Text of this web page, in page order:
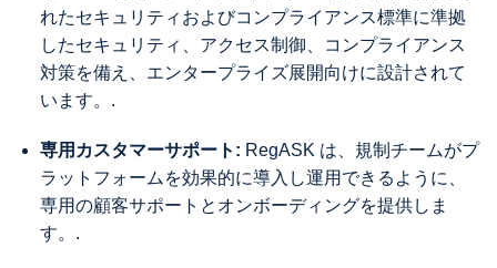
れたセキュリティおよびコンプライアンス標準に準拠
したセキュリティ、アクセス制御、コンプライアンス
対策を備え、エンタープライズ展開向けに設計されて
います。.
専用カスタマーサポート: RegASK は、規制チームがプ
ラットフォームを効果的に導入し運用できるように、
専用の顧客サポートとオンボーディングを提供しま
す。.